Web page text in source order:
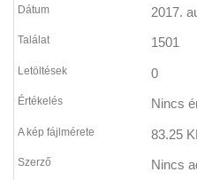
Dátum 2017.
Találat 1501
Letöltések 0
Értékelés Nincs
A kép fájlmérete 83.25
Szerző Nincs